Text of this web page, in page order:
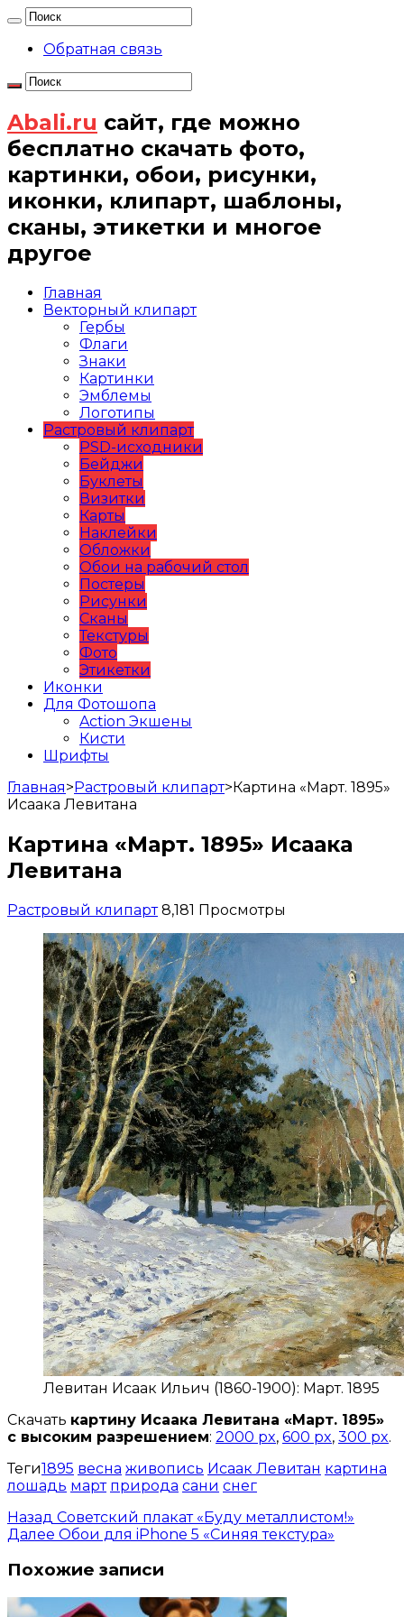
Обратная связь
Abali.ru сайт, где можно
бесплатно скачать фото,
картинки, обои, рисунки,
иконки, клипарт, шаблоны,
сканы, этикетки и многое
другое
Главная
Векторный клипарт
Гербы
Флаги
Знаки
Картинки
Эмблемы
Логотипы
Растровый клипарт
PSD-исходники
Бейджи
Буклеты
Визитки
Карты
Наклейки
Обложки
Обои на рабочий стол
Постеры
Рисунки
Сканы
Текстуры
Фото
Этикетки
Иконки
Для Фотошопа
Action Экшены
Кисти
Шрифты
Главная>Растровый клипарт>Картина «Март. 1895»
Исаака Левитана
Картина «Март. 1895» Исаака
Левитана
Растровый клипарт 8,181 Просмотры
Левитан Исаак Ильич (1860-1900): Март. 1895
Скачать картину Исаака Левитана «Март. 1895»
с высоким разрешением: 2000 px, 600 px, 300 px.
Теги1895 весна живопись Исаак Левитан картина
лошадь март природа сани снег
Назад Советский плакат «Буду металлистом!»
Далее Обои для iPhone 5 «Синяя текстура»
Похожие записи